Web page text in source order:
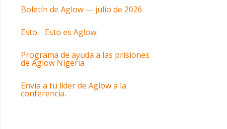
Boletín de Aglow — julio de 2026
Esto… Esto es Aglow.
Programa de ayuda a las prisiones
de Aglow Nigeria
Envía a tu líder de Aglow a la
conferencia.